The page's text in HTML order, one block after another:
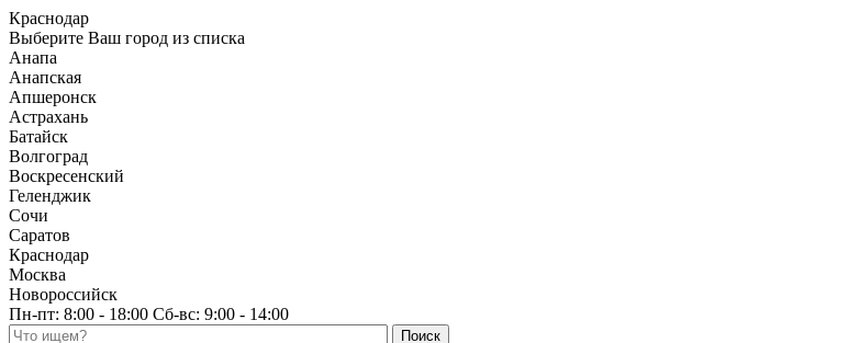
Краснодар
Выберите Ваш город из списка
Анапа
Анапская
Апшеронск
Астрахань
Батайск
Волгоград
Воскресенский
Геленджик
Сочи
Саратов
Краснодар
Москва
Новороссийск
Пн-пт: 8:00 - 18:00 Сб-вс: 9:00 - 14:00
Поиск по каталогу